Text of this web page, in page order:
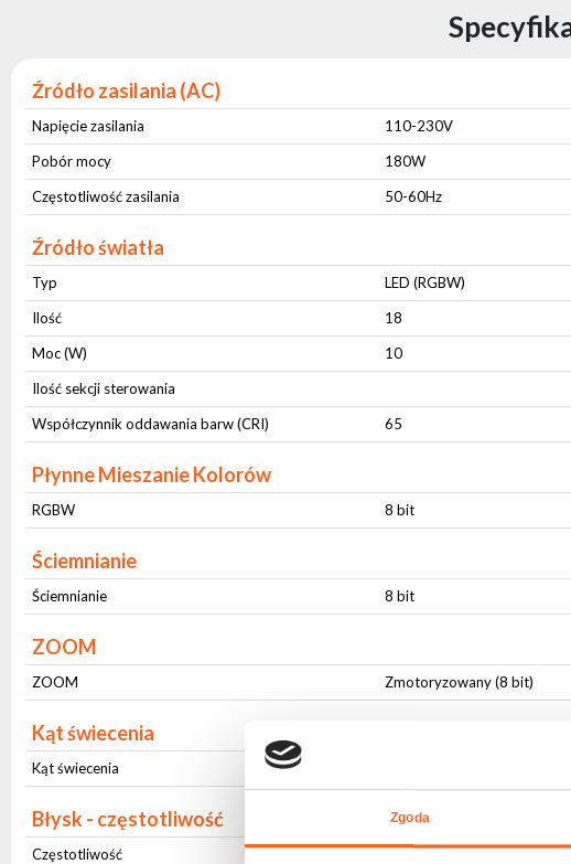
Zgoda
Źródło zasilania (AC)
Napięcie zasilania
110-230V
Pobór mocy
180W
Częstotliwość zasilania
50-60Hz
Źródło światła
Typ
LED (RGBW)
Ilość
18
Moc (W)
10
Ilość sekcji sterowania
Współczynnik oddawania barw (CRI)
65
Płynne Mieszanie Kolorów
RGBW 8 bit
Ściemnianie
Ściemnianie 8 bit
ZOOM
ZOOM Zmotoryzowany (8 bit)
Kąt świecenia
Kąt świecenia
Błysk - częstotliwość
Częstotliwość
1-20Hz